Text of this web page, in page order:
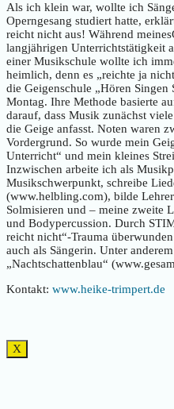
Als ich klein war, wollte ich
Operngesang studiert hatte,
reicht nicht aus! Während
langjährigen Unterrichtstätigkeit
einer Musikschule wollte ich
heimlich, denn es „reichte ja
die Geigenschule „Hören
Montag. Ihre Methode basierte
darauf, dass Musik zunächst
die Geige anfasst. Noten waren
Vordergrund. So wurde mein
Unterricht“ und mein kleines
Inzwischen arbeite ich als
Musikschwerpunkt, schreibe
(www.helbling.com), bilde
Solmisieren und – meine zweite
und Bodypercussion. Durch
reicht nicht“-Trauma
auch als Sängerin. Unter
„Nachtschattenblau“
Kontakt: www.heike-trimpert.de
X